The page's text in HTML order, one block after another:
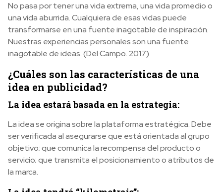
No pasa por tener una vida extrema, una vida promedio o
una vida aburrida. Cualquiera de esas vidas puede
transformarse en una fuente inagotable de inspiración.
Nuestras experiencias personales son una fuente
inagotable de ideas. (Del Campo. 2017)
¿Cuáles son las características de una
idea en publicidad?
La idea estará basada en la estrategia:
La idea se origina sobre la plataforma estratégica. Debe
ser verificada al asegurarse que está orientada al grupo
objetivo; que comunica la recompensa del producto o
servicio; que transmita el posicionamiento o atributos de
la marca.